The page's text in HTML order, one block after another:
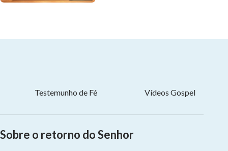
Testemunho de Fé Vídeos Gospel
Sobre o retorno do Senhor